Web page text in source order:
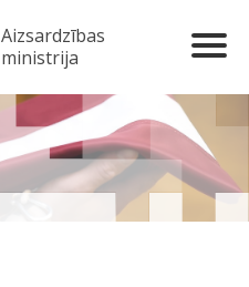
Aizsardzības
ministrija